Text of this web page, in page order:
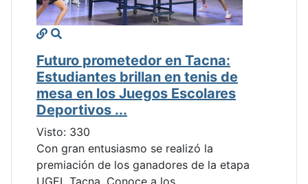
Futuro prometedor en Tacna:
Estudiantes brillan en tenis de
mesa en los Juegos Escolares
Deportivos ...
Visto: 330
Con gran entusiasmo se realizó la
premiación de los ganadores de la etapa
UGEL Tacna. Conoce a los...